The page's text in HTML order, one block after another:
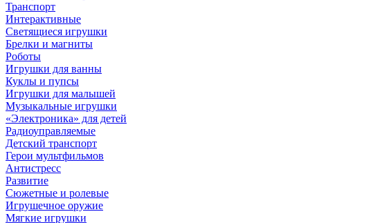
Транспорт
Интерактивные
Светящиеся игрушки
Брелки и магниты
Роботы
Игрушки для ванны
Куклы и пупсы
Игрушки для малышей
Музыкальные игрушки
«Электроника» для детей
Радиоуправляемые
Детский транспорт
Герои мультфильмов
Антистресс
Развитие
Сюжетные и ролевые
Игрушечное оружие
Мягкие игрушки